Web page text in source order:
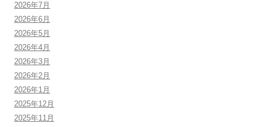
2026年7月
2026年6月
2026年5月
2026年4月
2026年3月
2026年2月
2026年1月
2025年12月
2025年11月